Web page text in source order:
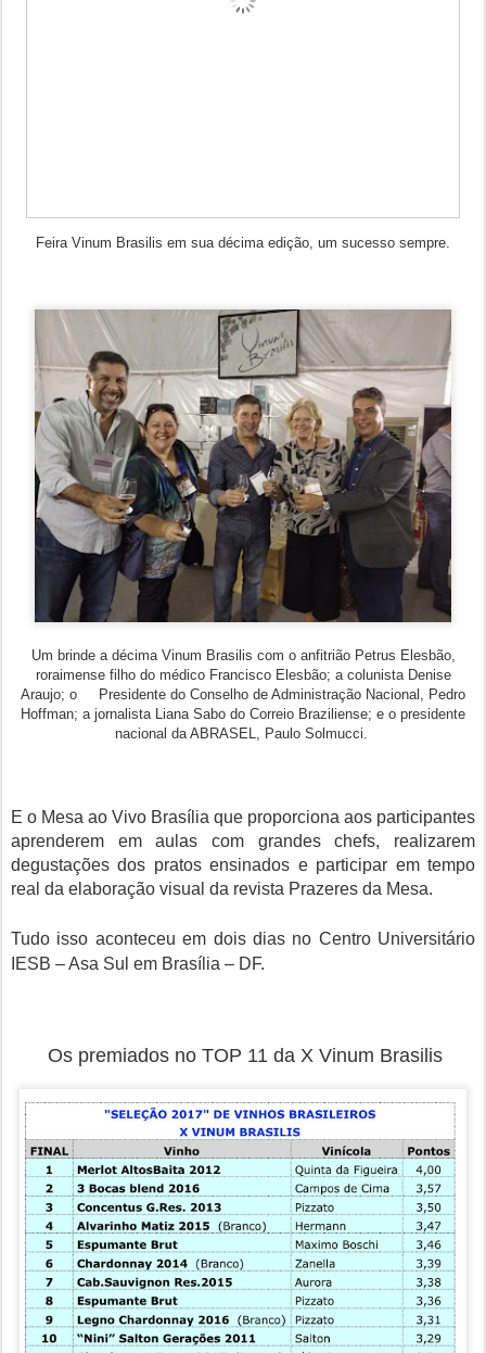
Feira Vinum Brasilis em sua décima edição, um sucesso sempre.
Um brinde a décima Vinum Brasilis com o anfitrião Petrus Elesbão,
roraimense filho do médico Francisco Elesbão; a colunista Denise
Araujo; o
Presidente do Conselho de Administração Nacional, Pedro
Hoffman; a jornalista Liana Sabo do Correio Braziliense; e o presidente
nacional da ABRASEL, Paulo Solmucci.
E o Mesa ao Vivo Brasília que proporciona aos participantes
aprenderem em aulas com grandes chefs, realizarem
degustações dos pratos ensinados e participar em tempo
real da elaboração visual da revista Prazeres da Mesa.
Tudo isso aconteceu em dois dias no Centro Universitário
IESB – Asa Sul em Brasília – DF.
Os premiados no TOP 11 da X Vinum Brasilis